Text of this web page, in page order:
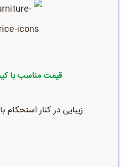
قیمت مناسب با
زیبایی در کنار استحکام
پرطرفدارترین و محبوب‌ترین
مدرن